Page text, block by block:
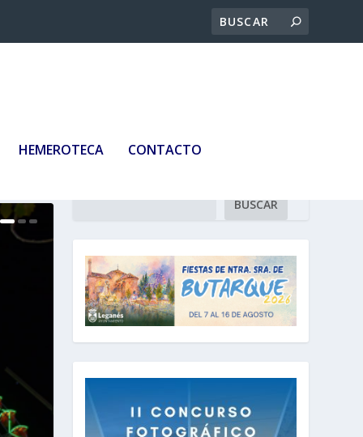
HEMEROTECA CONTACTO
BUSCAR